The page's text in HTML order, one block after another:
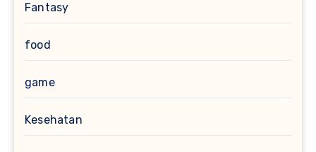
Fantasy
food
game
Kesehatan